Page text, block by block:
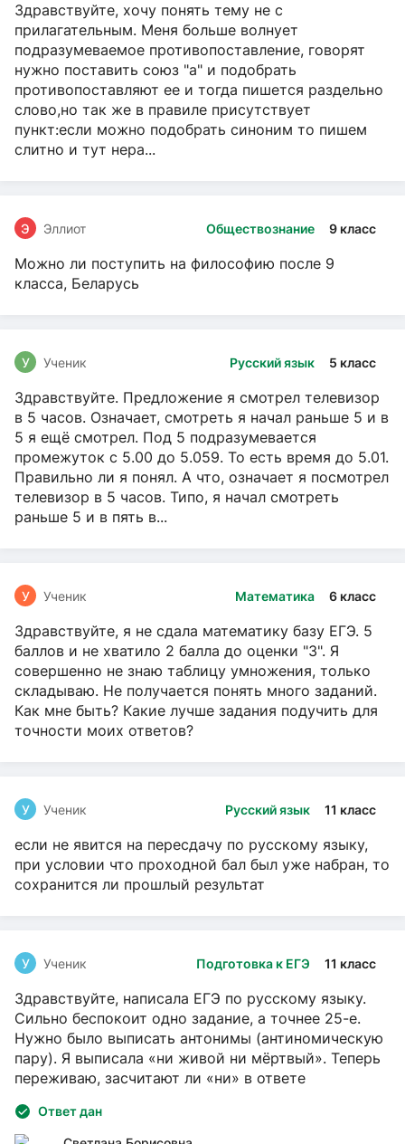
Здравствуйте, хочу понять тему не с
прилагательным. Меня больше волнует
подразумеваемое противопоставление, говорят
нужно поставить союз "а" и подобрать
противопоставляют ее и тогда пишется раздельно
слово,но так же в правиле присутствует
пункт:если можно подобрать синоним то пишем
слитно и тут нера...
Обществознание 9 класс
Э Эллиот
Можно ли поступить на философию после 9
класса, Беларусь
Русский язык 5 класс
У Ученик
Здравствуйте. Предложение я смотрел телевизор
в 5 часов. Означает, смотреть я начал раньше 5 и в
5 я ещё смотрел. Под 5 подразумевается
промежуток с 5.00 до 5.059. То есть время до 5.01.
Правильно ли я понял. А что, означает я посмотрел
телевизор в 5 часов. Типо, я начал смотреть
раньше 5 и в пять в...
Математика 6 класс
У Ученик
Здравствуйте, я не сдала математику базу ЕГЭ. 5
баллов и не хватило 2 балла до оценки "3". Я
совершенно не знаю таблицу умножения, только
складываю. Не получается понять много заданий.
Как мне быть? Какие лучше задания подучить для
точности моих ответов?
Русский язык 11 класс
У Ученик
если не явится на пересдачу по русскому языку,
при условии что проходной бал был уже набран, то
сохранится ли прошлый результат
Подготовка к ЕГЭ 11 класс
У Ученик
Здравствуйте, написала ЕГЭ по русскому языку.
Сильно беспокоит одно задание, а точнее 25-е.
Нужно было выписать антонимы (антиномическую
пару). Я выписала «ни живой ни мёртвый». Теперь
переживаю, засчитают ли «ни» в ответе
Ответ дан